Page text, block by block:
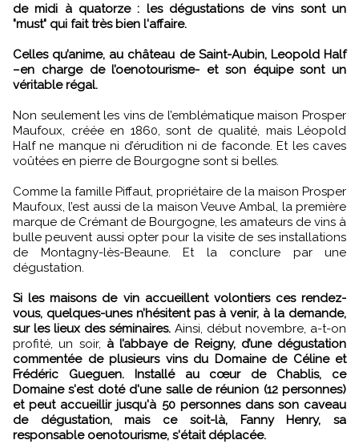
de midi à quatorze : les dégustations de vins sont un
"must" qui fait très bien l'affaire.
Celles qu’anime, au château de Saint-Aubin, Leopold Half
–en charge de l’oenotourisme- et son équipe sont un
véritable régal.
Non seulement les vins de l’emblématique maison Prosper
Maufoux, créée en 1860, sont de qualité, mais Léopold
Half ne manque ni d’érudition ni de faconde. Et les caves
voûtées en pierre de Bourgogne sont si belles.
Comme la famille Piffaut, propriétaire de la maison Prosper
Maufoux, l’est aussi de la maison Veuve Ambal, la première
marque de Crémant de Bourgogne, les amateurs de vins à
bulle peuvent aussi opter pour la visite de ses installations
de Montagny-lès-Beaune. Et la conclure par une
dégustation.
Si les maisons de vin accueillent volontiers ces rendez-
vous, quelques-unes n’hésitent pas à venir, à la demande,
sur les lieux des séminaires. Ainsi, début novembre, a-t-on
profité, un soir, à l’abbaye de Reigny, d’une dégustation
commentée de plusieurs vins du Domaine de Céline et
Frédéric Gueguen. Installé au cœur de Chablis, ce
Domaine s'est doté d'une salle de réunion (12 personnes)
et peut accueillir jusqu'à 50 personnes dans son caveau
de dégustation, mais ce soit-là, Fanny Henry, sa
responsable oenotourisme, s'était déplacée.